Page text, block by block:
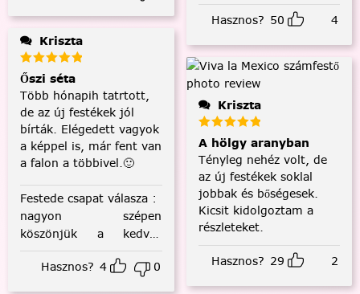
Kriszta
Őszi séta
Több hónapih tatrtott,
de az új festékek jól
bírták. Elégedett vagyok
a képpel is, már fent van
a falon a többivel.🙂
Festede csapat válasza :
nagyon szépen
köszönjük a kedves
visszajelzést! :)
Hasznos? 4 0
Hasznos? 50 4
Kriszta
A hölgy aranyban
Tényleg nehéz volt, de
az új festékek soklal
jobbak és bőségesek.
Kicsit kidolgoztam a
részleteket.
Hasznos? 29 2